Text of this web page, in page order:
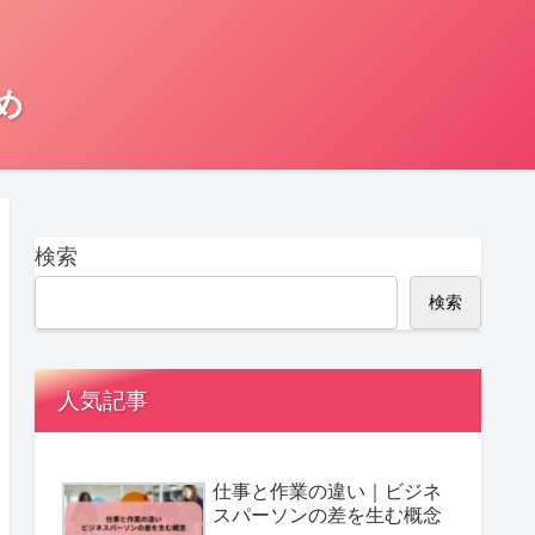
検索
検索
人気記事
仕事と作業の違い｜ビジネ
スパーソンの差を生む概念